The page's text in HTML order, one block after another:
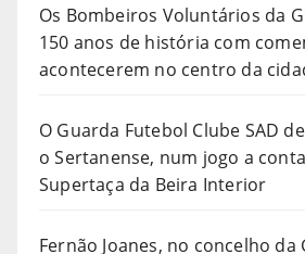
Os Bombeiros Voluntários da
150 anos de história com
acontecerem no centro da
O Guarda Futebol Clube SAD
o Sertanense, num jogo a
Supertaça da Beira Interior
Fernão Joanes, no concelho da